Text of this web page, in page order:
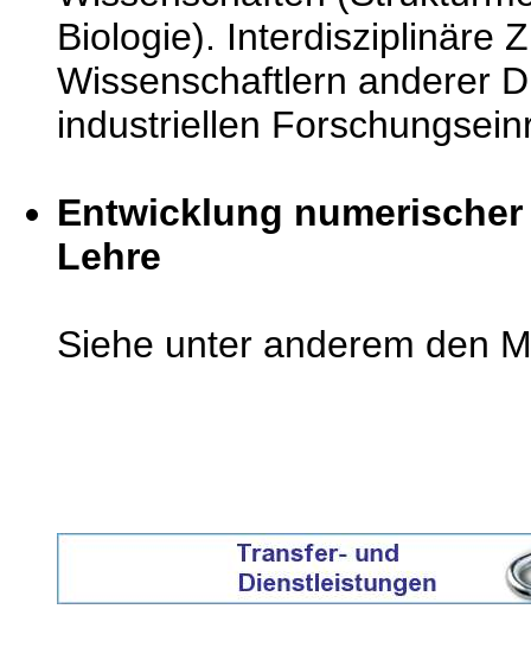
Biologie). Interdisziplinäre
Wissenschaftlern anderer
industriellen
Entwicklung
Lehre
Siehe unter anderem den